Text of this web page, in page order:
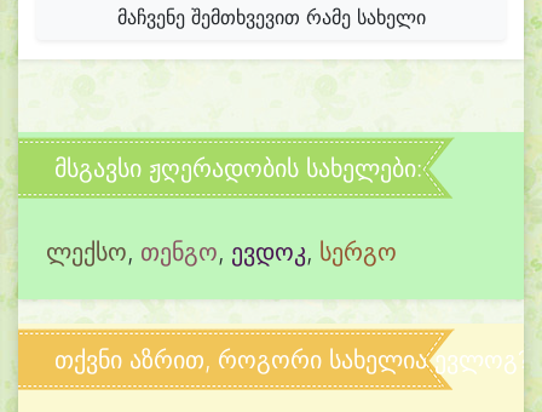
მაჩვენე შემთხვევით რამე სახელი
მსგავსი ჟღერადობის სახელები:
ლექსო, თენგო, ევდოკ, სერგო
თქვნი აზრით, როგორი სახელია ევლოგ?